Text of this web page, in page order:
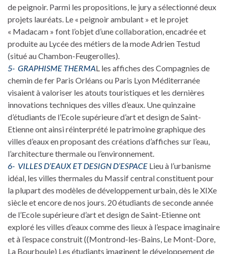
de peignoir. Parmi les propositions, le jury a sélectionné deux
projets lauréats. Le « peignoir ambulant » et le projet
« Madacam » font l’objet d’une collaboration, encadrée et
produite au Lycée des métiers de la mode Adrien Testud
(situé au Chambon-Feugerolles).
5- GRAPHISME THERMAL les affiches des Compagnies de
chemin de fer Paris Orléans ou Paris Lyon Méditerranée
visaient à valoriser les atouts touristiques et les dernières
innovations techniques des villes d’eaux. Une quinzaine
d’étudiants de l’Ecole supérieure d’art et design de Saint-
Etienne ont ainsi réinterprété le patrimoine graphique des
villes d’eaux en proposant des créations d’affiches sur l’eau,
l’architecture thermale ou l’environnement.
6- VILLES D’EAUX ET DESIGN D’ESPACE Lieu à l’urbanisme
idéal, les villes thermales du Massif central constituent pour
la plupart des modèles de développement urbain, dès le XIXe
siècle et encore de nos jours. 20 étudiants de seconde année
de l’Ecole supérieure d’art et design de Saint-Etienne ont
exploré les villes d’eaux comme des lieux à l’espace imaginaire
et à l’espace construit ((Montrond-les-Bains, Le Mont-Dore,
La Bourboule) Les étudiants imaginent le développement de